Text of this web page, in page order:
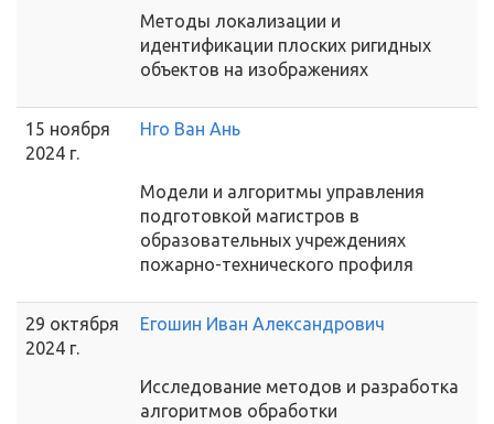
Методы локализации и
идентификации плоских ригидных
объектов на изображениях
15 ноября
2024 г.
Нго Ван Ань
Модели и алгоритмы управления
подготовкой магистров в
образовательных учреждениях
пожарно-технического профиля
29 октября
2024 г.
Егошин Иван Александрович
Исследование методов и разработка
алгоритмов обработки